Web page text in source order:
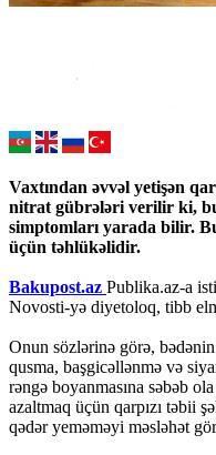
Vaxtından əvvəl yetişən
nitrat gübrələri verilir ki,
simptomları yarada bilir.
üçün təhlükəlidir.
Bakupost.az Publika.az-a
Novosti-yə diyetoloq, tibb
Onun sözlərinə görə,
qusma, başgicəllənmə və
rəngə boyanmasına səbəb
azaltmaq üçün qarpızı təbii
qədər yeməməyi məsləhət